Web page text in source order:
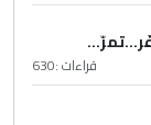
قراءات :630